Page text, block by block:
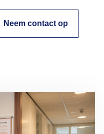
Neem contact op